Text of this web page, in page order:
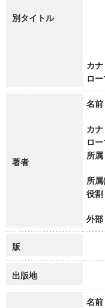
別タイトル
カナ
ロ
著者
名前
カナ
ロ
所属
所
役割
外部
版
出版地
名前